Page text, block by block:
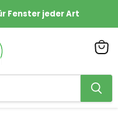
Fenster jeder Art